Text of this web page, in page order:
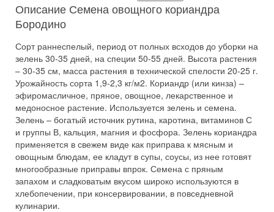
Описание Семена овощного кориандра
Бородино
Сорт раннеспелый, период от полных всходов до уборки на
зелень 30-35 дней, на специи 50-55 дней. Высота растения
– 30-35 см, масса растения в технической спелости 20-25 г.
Урожайность сорта 1,9-2,3 кг/м2. Кориандр (или кинза) –
эфиромасличное, пряное, овощное, лекарственное и
медоносное растение. Используется зелень и семена.
Зелень – богатый источник рутина, каротина, витаминов С
и группы В, кальция, магния и фосфора. Зелень кориандра
применяется в свежем виде как приправа к мясным и
овощным блюдам, ее кладут в супы, соусы, из нее готовят
многообразные приправы впрок. Семена с пряным
запахом и сладковатым вкусом широко используются в
хлебопечении, при консервировании, в повседневной
кулинарии.